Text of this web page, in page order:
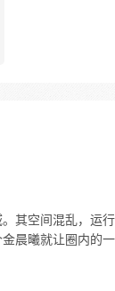
其空间混乱，运
晨曦就让圈内的